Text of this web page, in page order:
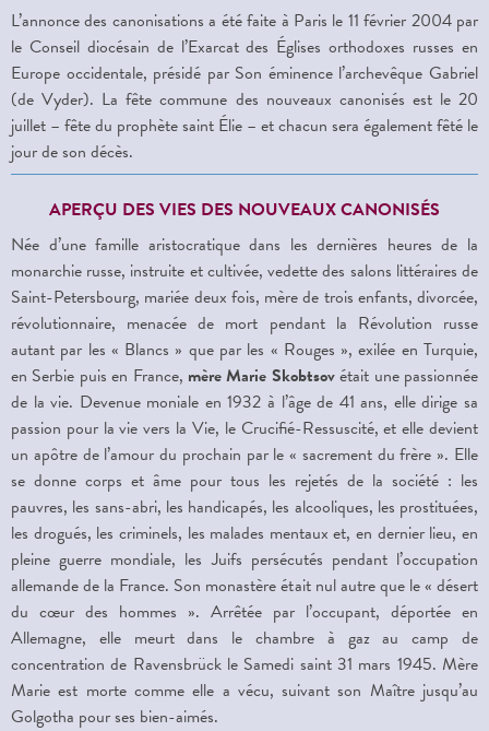
L’annonce des canonisations a été faite à Paris le 11 février 2004 par
le Conseil diocésain de l’Exarcat des Églises orthodoxes russes en
Europe occidentale, présidé par Son éminence l’archevêque Gabriel
(de Vyder). La fête commune des nouveaux canonisés est le 20
juillet – fête du prophète saint Élie – et chacun sera également fêté le
jour de son décès.
APERÇU DES VIES DES NOUVEAUX CANONISÉS
Née d’une famille aristocratique dans les dernières heures de la
monarchie russe, instruite et cultivée, vedette des salons littéraires de
Saint-Petersbourg, mariée deux fois, mère de trois enfants, divorcée,
révolutionnaire, menacée de mort pendant la Révolution russe
autant par les « Blancs » que par les « Rouges », exilée en Turquie,
en Serbie puis en France, mère Marie Skobtsovétait une passionnée
de la vie. Devenue moniale en 1932 à l’âge de 41 ans, elle dirige sa
passion pour la vie vers la Vie, le Crucifié-Ressuscité, et elle devient
un apôtre de l’amour du prochain par le « sacrement du frère ». Elle
se donne corps et âme pour tous les rejetés de la société : les
pauvres, les sans-abri, les handicapés, les alcooliques, les prostituées,
les drogués, les criminels, les malades mentaux et, en dernier lieu, en
pleine guerre mondiale, les Juifs persécutés pendant l’occupation
allemande de la France. Son monastère était nul autre que le « désert
du cœur des hommes ». Arrêtée par l’occupant, déportée en
Allemagne, elle meurt dans le chambre à gaz au camp de
concentration de Ravensbrück le Samedi saint 31 mars 1945. Mère
Marie est morte comme elle a vécu, suivant son Maître jusqu’au
Golgotha pour ses bien-aimés.